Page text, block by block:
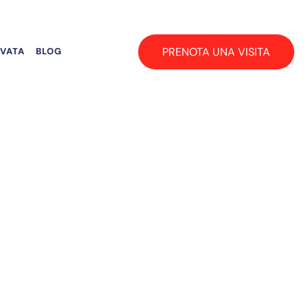
BLOG PRENOTA UNA VISITA